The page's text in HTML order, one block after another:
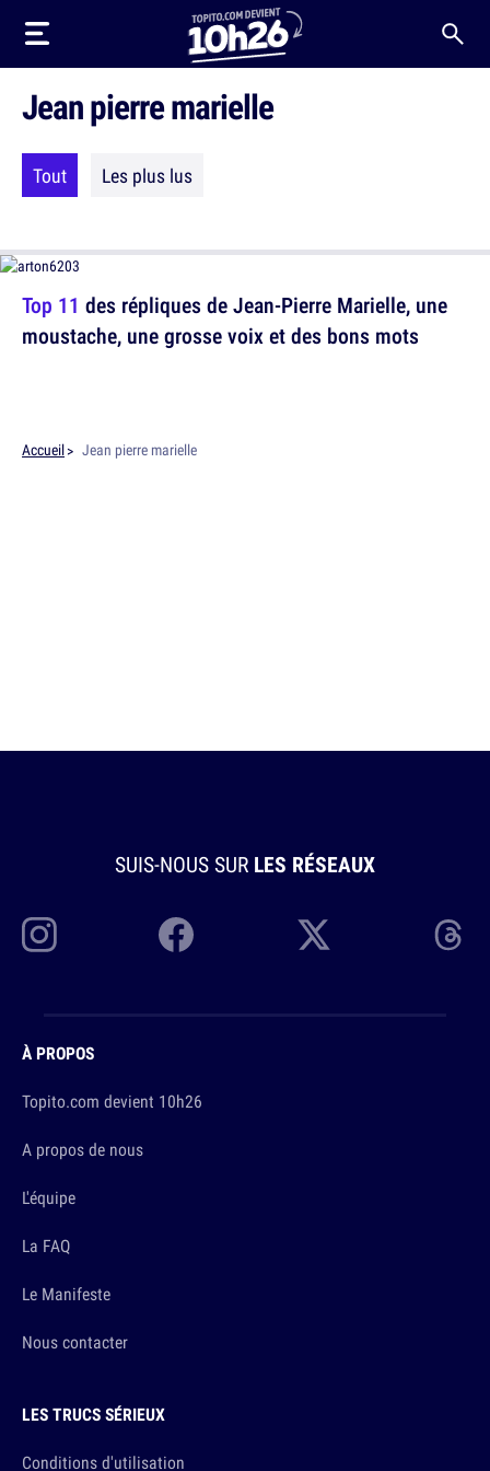
Jean pierre marielle
Tout Les plus lus
Top 11 des répliques de Jean-Pierre Marielle, une
moustache, une grosse voix et des bons mots
Accueil Jean pierre marielle
SUIS-NOUS SUR LES RÉSEAUX
À PROPOS
Topito.com devient 10h26
A propos de nous
L'équipe
La FAQ
Le Manifeste
Nous contacter
LES TRUCS SÉRIEUX
Conditions d'utilisation